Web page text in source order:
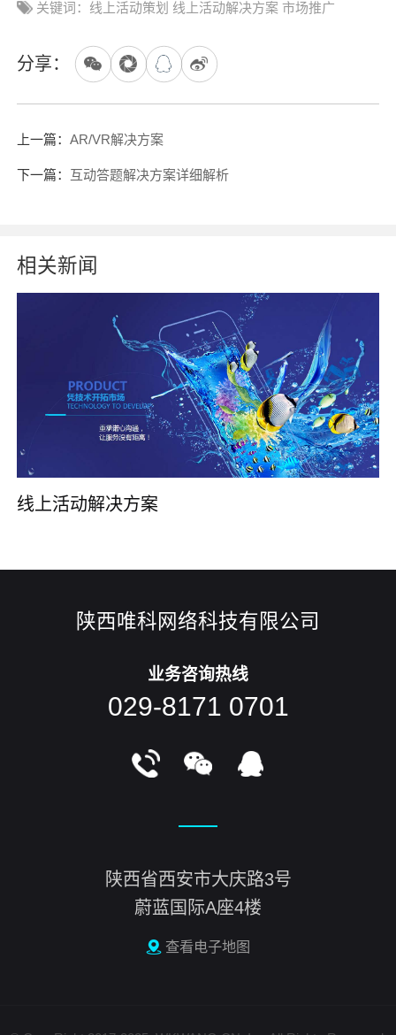
关键词：线上活动策划 线上活动解决方案 市场推广
分享：
上一篇： AR/VR解决方案
下一篇： 互动答题解决方案详细解析
相关新闻
线上活动解决方案
陕西唯科网络科技有限公司
业务咨询热线
029-8171 0701
陕西省西安市大庆路3号
蔚蓝国际A座4楼
查看电子地图